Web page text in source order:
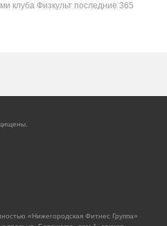
клуба Физкульт последние 365
«Нижегородская Фитнес Группа»